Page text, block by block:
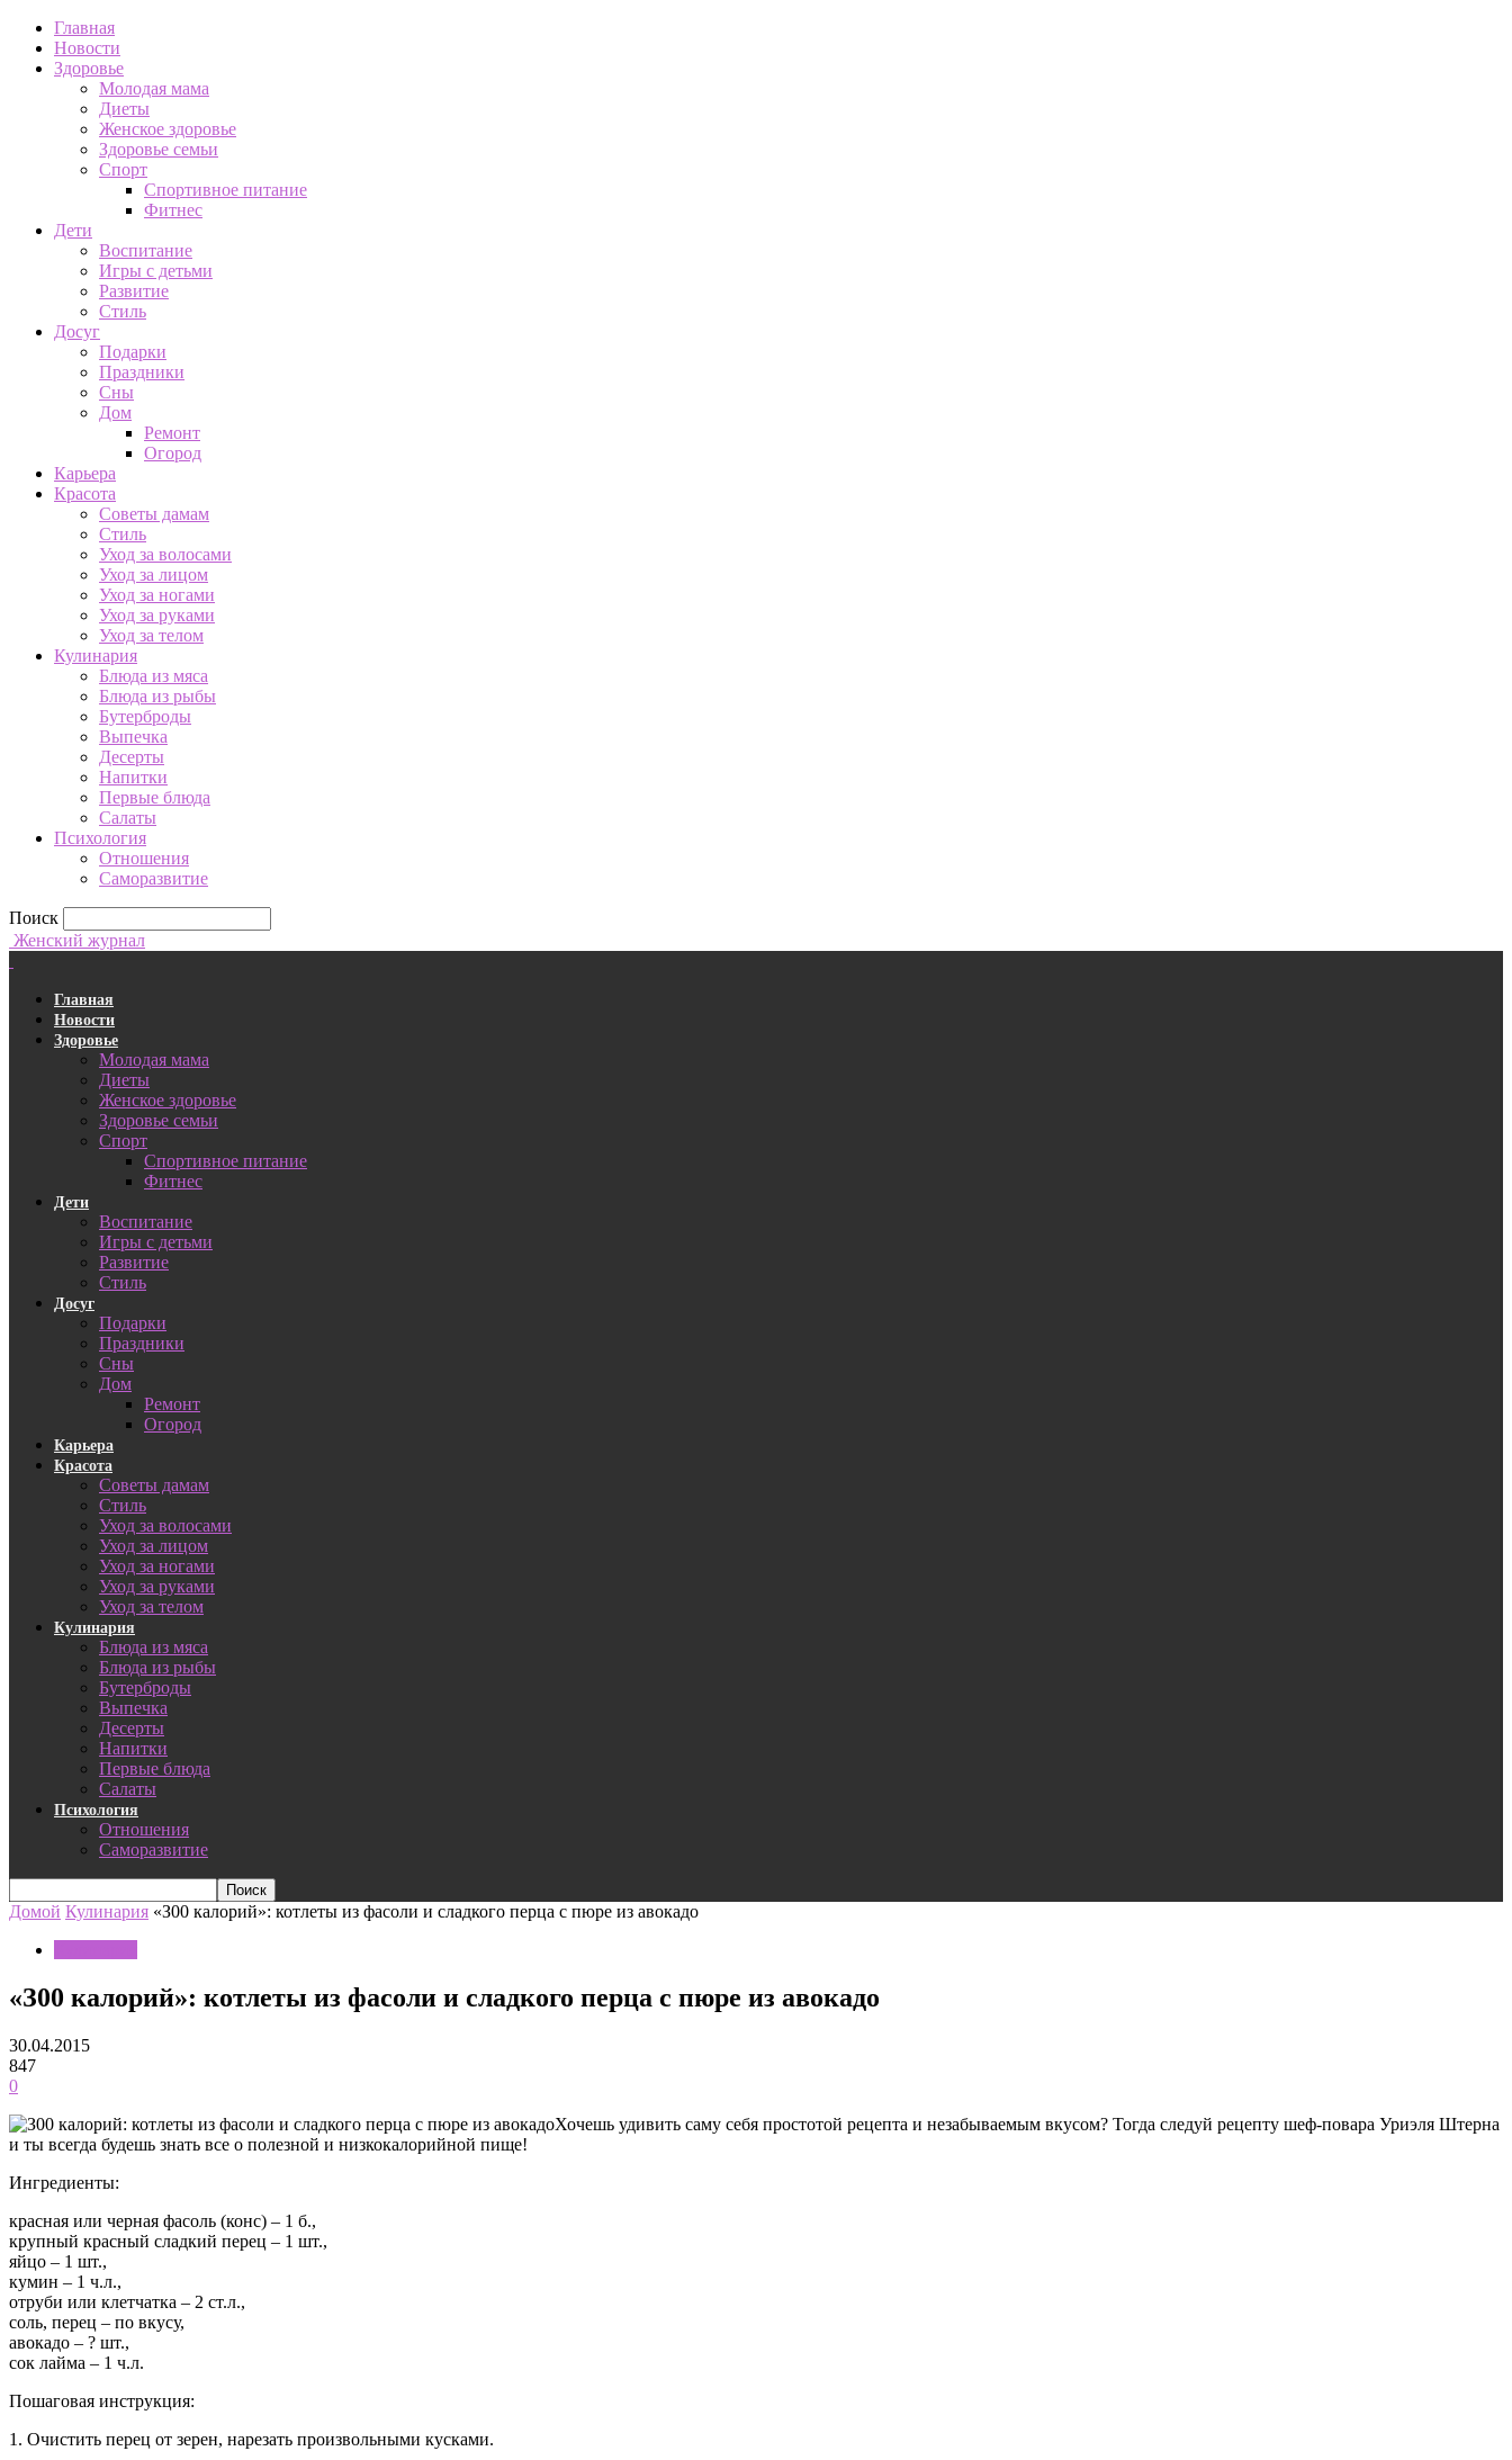
Главная
Новости
Здоровье
Молодая мама
Диеты
Женское здоровье
Здоровье семьи
Спорт
Спортивное питание
Фитнес
Дети
Воспитание
Игры с детьми
Развитие
Стиль
Досуг
Подарки
Праздники
Сны
Дом
Ремонт
Огород
Карьера
Красота
Советы дамам
Стиль
Уход за волосами
Уход за лицом
Уход за ногами
Уход за руками
Уход за телом
Кулинария
Блюда из мяса
Блюда из рыбы
Бутерброды
Выпечка
Десерты
Напитки
Первые блюда
Салаты
Психология
Отношения
Саморазвитие
Поиск
Женский журнал
Главная
Новости
Здоровье
Молодая мама
Диеты
Женское здоровье
Здоровье семьи
Спорт
Спортивное питание
Фитнес
Дети
Воспитание
Игры с детьми
Развитие
Стиль
Досуг
Подарки
Праздники
Сны
Дом
Ремонт
Огород
Карьера
Красота
Советы дамам
Стиль
Уход за волосами
Уход за лицом
Уход за ногами
Уход за руками
Уход за телом
Кулинария
Блюда из мяса
Блюда из рыбы
Бутерброды
Выпечка
Десерты
Напитки
Первые блюда
Салаты
Психология
Отношения
Саморазвитие
Домой Кулинария «З00 калорий»: котлеты из фасоли и сладкого перца с пюре из авокадо
«З00 калорий»: котлеты из фасоли и сладкого перца с пюре из авокадо
30.04.2015
847
0
Хочешь удивить саму себя простотой рецепта и незабываемым вкусом? Тогда следуй рецепту шеф-повара Уриэля Штерна
и ты всегда будешь знать все о полезной и низкокалорийной пище!
Ингредиенты:
красная или черная фасоль (конс) – 1 б.,
крупный красный сладкий перец – 1 шт.,
яйцо – 1 шт.,
кумин – 1 ч.л.,
отруби или клетчатка – 2 ст.л.,
соль, перец – по вкусу,
авокадо – ? шт.,
сок лайма – 1 ч.л.
Пошаговая инструкция:
1. Очистить перец от зерен, нарезать произвольными кусками.